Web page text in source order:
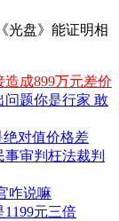
光盘》能证明相
成899万元差价
题你是行家 敢
绝对值价格差
审判枉法裁判
咋说嘛
元三倍